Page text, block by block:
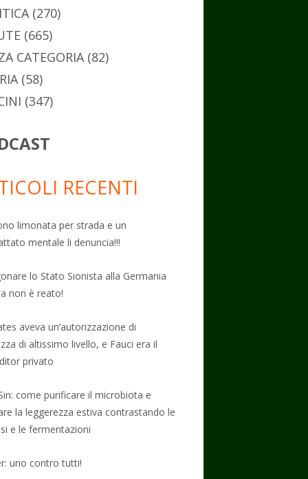
(270)
(665)
CATEGORIA(82)
(58)
(347)
RECENTI
limonata per strada e un
mentale li denuncia!!!
lo Stato Sionista alla Germania
non è reato!
aveva un’autorizzazione di
di altissimo livello, e Fauci era il
privato
come purificare il microbiota e
la leggerezza estiva contrastando le
e le fermentazioni
uno contro tutti!